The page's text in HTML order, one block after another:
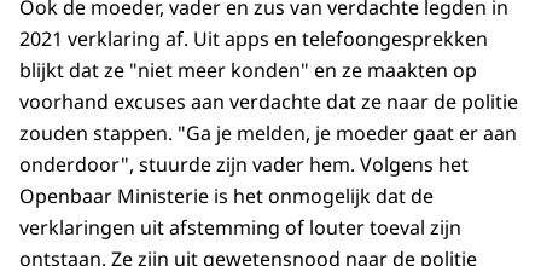
Ook de moeder, vader en zus van verdachte legden in
2021 verklaring af. Uit apps en telefoongesprekken
blijkt dat ze "niet meer konden" en ze maakten op
voorhand excuses aan verdachte dat ze naar de politie
zouden stappen. "Ga je melden, je moeder gaat er aan
onderdoor", stuurde zijn vader hem. Volgens het
Openbaar Ministerie is het onmogelijk dat de
verklaringen uit afstemming of louter toeval zijn
ontstaan. Ze zijn uit gewetensnood naar de politie